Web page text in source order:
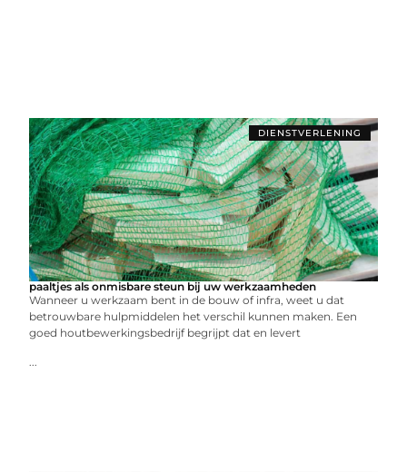
DIENSTVERLENING
paaltjes als onmisbare steun bij uw werkzaamheden
Wanneer u werkzaam bent in de bouw of infra, weet u dat
betrouwbare hulpmiddelen het verschil kunnen maken. Een
goed houtbewerkingsbedrijf begrijpt dat en levert
...